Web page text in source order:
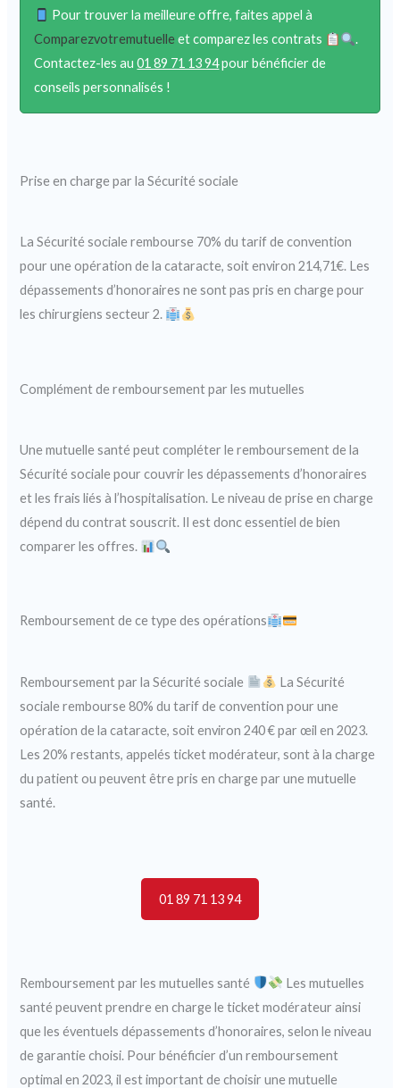
Pour trouver la meilleure offre, faites appel à
Comparezvotremutuelleet comparez les contrats
.
Contactez-les au01 89 71 13 94pour bénéficier de
conseils personnalisés !
Prise en charge par la Sécurité sociale
La Sécurité sociale rembourse 70% du tarif de convention
pour une opération de la cataracte, soit environ 214,71€. Les
dépassements d’honoraires ne sont pas pris en charge pour
les chirurgiens secteur 2.
Complément de remboursement par les mutuelles
Une mutuelle santé peut compléter le remboursement de la
Sécurité sociale pour couvrir les dépassements d’honoraires
et les frais liés à l’hospitalisation. Le niveau de prise en charge
dépend du contrat souscrit. Il est donc essentiel de bien
comparer les offres.
Remboursement de ce type des opérations
Remboursement par la Sécurité sociale
La Sécurité
sociale rembourse 80% du tarif de convention pour une
opération de la cataracte, soit environ 240 € par œil en 2023.
Les 20% restants, appelés ticket modérateur, sont à la charge
du patient ou peuvent être pris en charge par une mutuelle
santé.
01 89 71 13 94
Remboursement par les mutuelles santé
Les mutuelles
santé peuvent prendre en charge le ticket modérateur ainsi
que les éventuels dépassements d’honoraires, selon le niveau
de garantie choisi. Pour bénéficier d’un remboursement
optimal en 2023, il est important de choisir une mutuelle